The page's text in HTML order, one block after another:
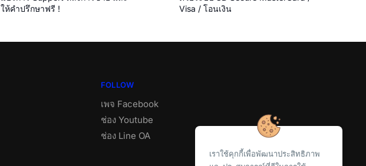
ให้คำปรึกษาฟรี !
Visa / โอนเงิน
FOLLOW
เพจ Facebook
ช่อง Youtube
ช่อง Line OA
เราใช้คุกกี้เพื่อพัฒนาประสิทธิภาพ